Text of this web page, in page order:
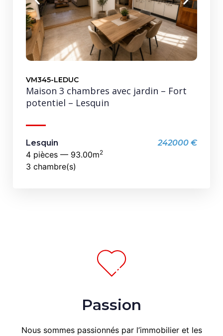
VM345-LEDUC
Maison 3 chambres avec jardin – Fort
potentiel – Lesquin
Lesquin 242000 €
4 pièces — 93.00m2
3 chambre(s)
Passion
Nous sommes passionnés par l’immobilier et les